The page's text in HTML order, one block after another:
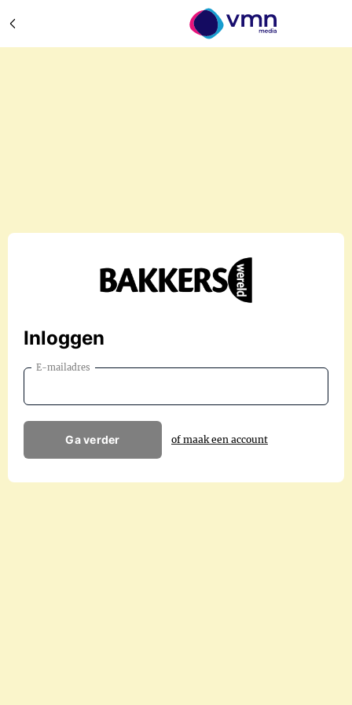
Inloggen
E-mailadres
Ga verder of maak een account